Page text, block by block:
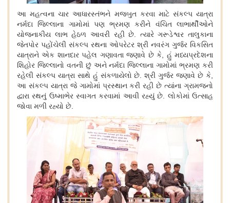
આ મહત્વના ચાર આધારસ્તંભને મજબુત કરવા માટે સંકલ્પ યાત્રા
નર્મદા જિલ્લાના ગામોમાં પણ ભ્રમણ કરીને વંચિત લાભાર્થીઓને
યોજનાકીય લાભ હેઠળ આવરી રહી છે. ત્યારે ગરૂડેશ્વર તાલુકાના
જેતપોર પહોંચેલી સંકલ્પ રથના ઓપરેટર શ્રી નવરંગ ગુર્જર વિકસિત
યાત્રાને એક શાનદાર પહેલ ગણાવતા જણાવે છે કે , હું મધ્યપ્રદેશના
શિહોર જિલ્લાનો વતની છું અને નર્મદા જિલ્લાના ગામોમાં ભ્રમણ કરી
રહેલી સંકલ્પ યાત્રા સાથે હું સંકળાયેલો છે. શ્રી ગુર્જર જણાવે છે કે,
આ સંકલ્પ યાત્રા જે ગામોમાં પ્રસ્થાન કરી રહી છે ત્યાંના ગ્રામજનો
દ્વારા રથનું ઉષ્માભેર સ્વાગત કરવામાં આવી રહ્યું છે. લોકોમાં ઉત્સાહ
જોવા મળી રહ્યો છે.